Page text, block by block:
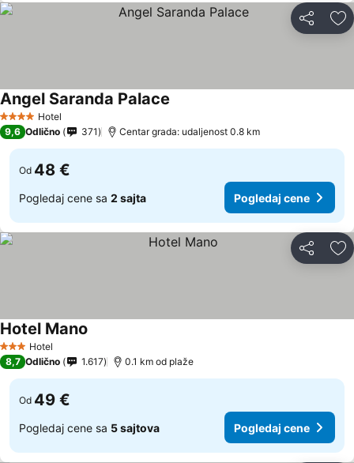
Deli
4 ZvezdiceHotel
Angel Saranda Palace
9,6 Odlično 371 Centar grada: udaljenost 0.8 km
Od 48 €
Pogledaj cene sa 2 sajta Pogledaj cene
Deli
3 Zvezdice
Hotel
Hotel Mano
8,7 Odlično 1.617 0.1 km od plaže
Od 49 €
Pogledaj cene sa 5 sajtova Pogledaj cene